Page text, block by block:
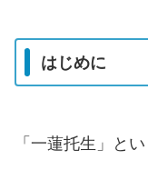
はじめに
「一蓮托生」と